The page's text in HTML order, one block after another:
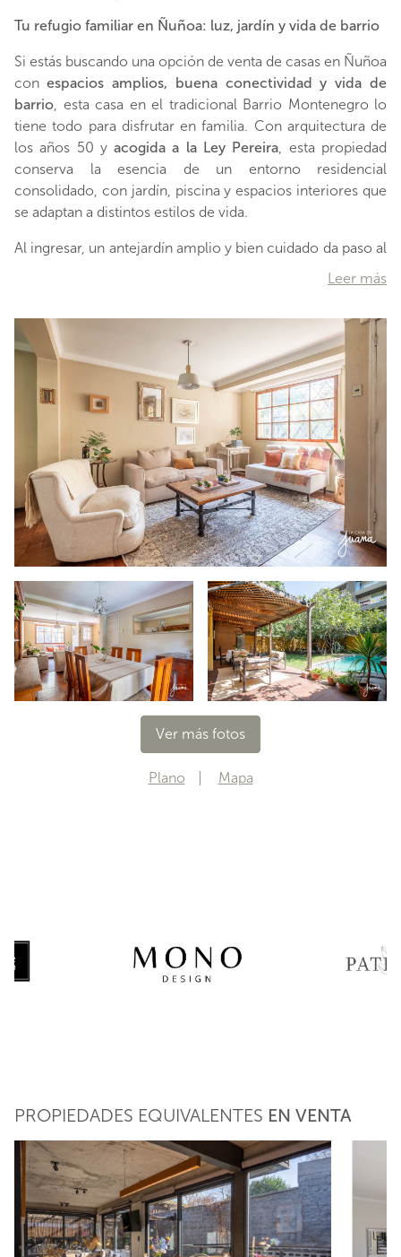
Tu refugio familiar en Ñuñoa: luz, jardín y vida de barrio
Si estás buscando una opción de venta de casas en Ñuñoa
con espacios amplios, buena conectividad y vida de
barrio, esta casa en el tradicional Barrio Montenegro lo
tiene todo para disfrutar en familia. Con arquitectura de
los años 50 y acogida a la Ley Pereira, esta propiedad
conserva la esencia de un entorno residencial
consolidado, con jardín, piscina y espacios interiores que
se adaptan a distintos estilos de vida.
Al ingresar, un antejardín amplio y bien cuidado da paso al
living y comedor conectados visual y funcionalmente
recientemente y hoy se abre hacia el patio, facilitando la
conexión entre lo interior y exterior.
El jardín cuenta con
piscina y un área de parrilla, ideal para disfrutar del aire
libre en un entorno privado y tranquilo.
En el segundo piso se encuentran tres dormitorios,
destacando el principal por su amplitud y un encantador
bal
…
Leer más
Ver más fotos
Plano Mapa
PROPIEDADES EQUIVALENTES EN VENTA